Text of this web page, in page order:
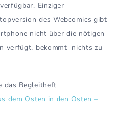
Einziger
des Webcomics gibt
nicht über die nötigen
verfügt, bekommt nichts zu
das Begleitheft
dem Osten in den Osten –